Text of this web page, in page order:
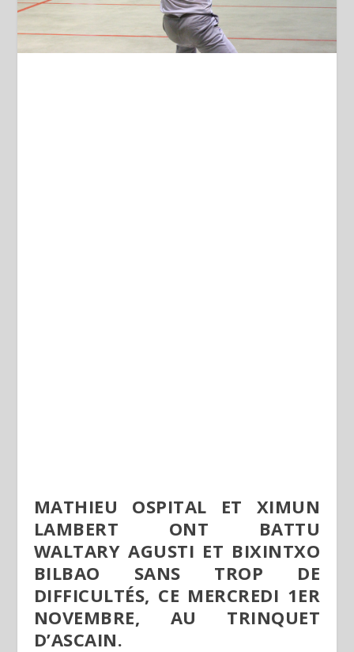
MATHIEU OSPITAL ET XIMUN
LAMBERT ONT BATTU
WALTARY AGUSTI ET BIXINTXO
BILBAO SANS TROP DE
DIFFICULTÉS, CE MERCREDI 1ER
NOVEMBRE, AU TRINQUET
D’ASCAIN.